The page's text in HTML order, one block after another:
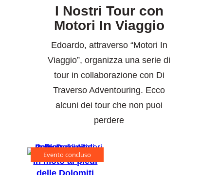
I Nostri Tour con
Motori In Viaggio
Edoardo, attraverso “Motori In
Viaggio”, organizza una serie di
tour in collaborazione con Di
Traverso Adventouring. Ecco
alcuni dei tour che non puoi
perdere
Evento concluso
In moto ai piedi